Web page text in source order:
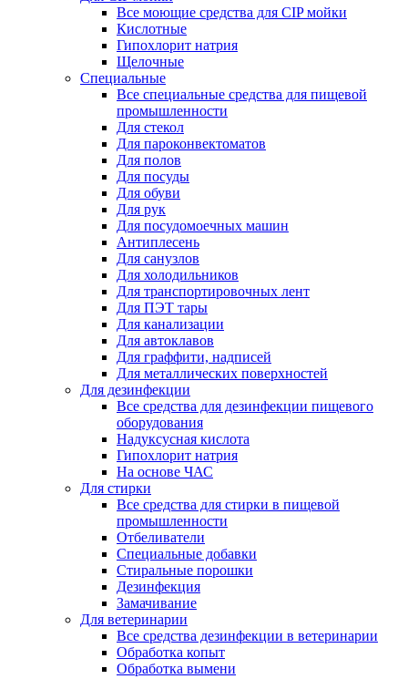
Все моющие средства для CIP мойки
Кислотные
Гипохлорит натрия
Щелочные
Специальные
Все специальные средства для пищевой
промышленности
Для стекол
Для пароконвектоматов
Для полов
Для посуды
Для обуви
Для рук
Для посудомоечных машин
Антиплесень
Для санузлов
Для холодильников
Для транспортировочных лент
Для ПЭТ тары
Для канализации
Для автоклавов
Для граффити, надписей
Для металлических поверхностей
Для дезинфекции
Все средства для дезинфекции пищевого
оборудования
Надуксусная кислота
Гипохлорит натрия
На основе ЧАС
Для стирки
Все средства для стирки в пищевой
промышленности
Отбеливатели
Специальные добавки
Стиральные порошки
Дезинфекция
Замачивание
Для ветеринарии
Все средства дезинфекции в ветеринарии
Обработка копыт
Обработка вымени